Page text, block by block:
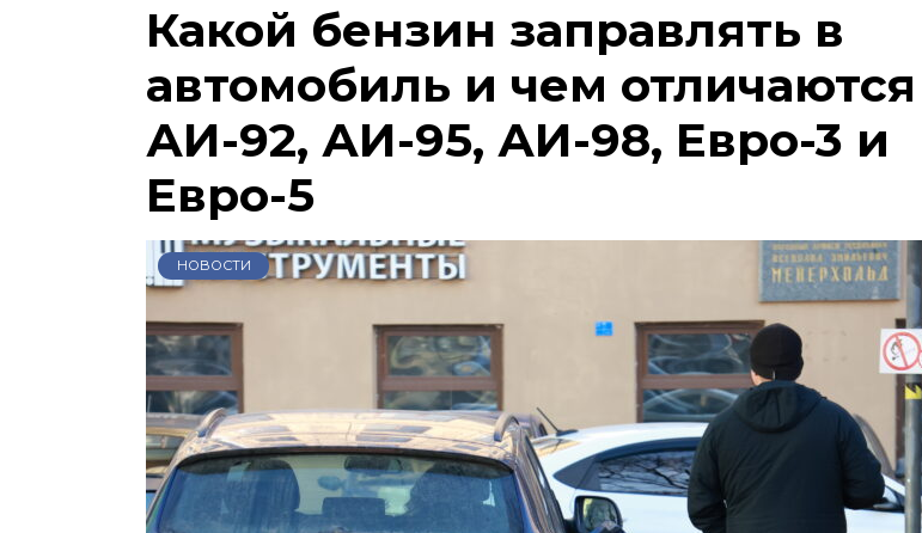
Какой бензин заправлять в
автомобиль и чем отличаются
АИ-92, АИ-95, АИ-98, Евро-3 и
Евро-5
НОВОСТИ